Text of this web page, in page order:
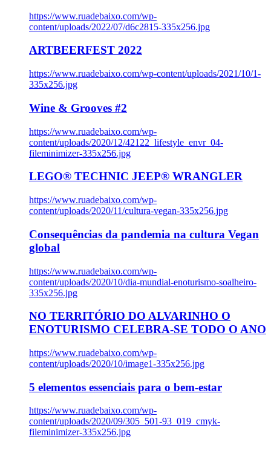
https://www.ruadebaixo.com/wp-
content/uploads/2022/07/d6c2815-335x256.jpg
ARTBEERFEST 2022
https://www.ruadebaixo.com/wp-content/uploads/2021/10/1-
335x256.jpg
Wine & Grooves #2
https://www.ruadebaixo.com/wp-
content/uploads/2020/12/42122_lifestyle_envr_04-
fileminimizer-335x256.jpg
LEGO® TECHNIC JEEP® WRANGLER
https://www.ruadebaixo.com/wp-
content/uploads/2020/11/cultura-vegan-335x256.jpg
Consequências da pandemia na cultura Vegan
global
https://www.ruadebaixo.com/wp-
content/uploads/2020/10/dia-mundial-enoturismo-soalheiro-
335x256.jpg
NO TERRITÓRIO DO ALVARINHO O
ENOTURISMO CELEBRA-SE TODO O ANO
https://www.ruadebaixo.com/wp-
content/uploads/2020/10/image1-335x256.jpg
5 elementos essenciais para o bem-estar
https://www.ruadebaixo.com/wp-
content/uploads/2020/09/305_501-93_019_cmyk-
fileminimizer-335x256.jpg